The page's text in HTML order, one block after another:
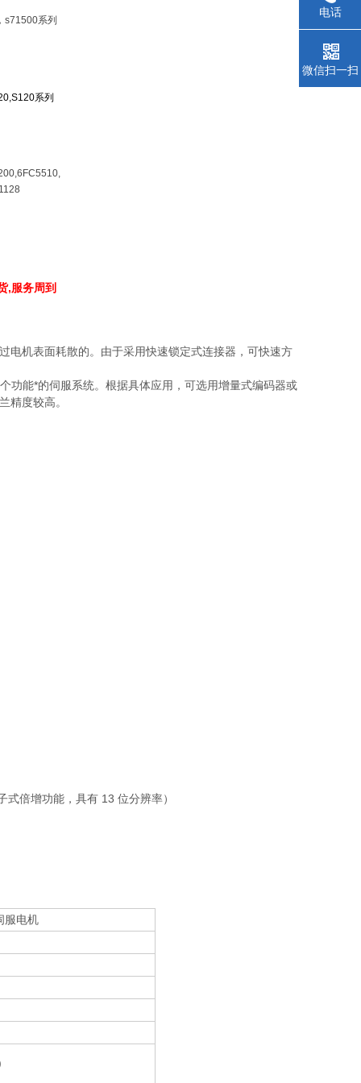
s71500系列
系列
,服务周到
电机表面耗散的。由于采用快速锁定式连接器，可快速方
功能*的伺服系统。根据具体应用，可选用增量式编码器或
精度较高。
倍增功能，具有 13 位分辨率）
服电机
电话
微信扫一扫